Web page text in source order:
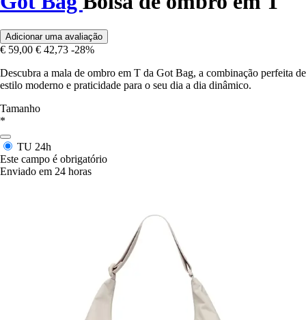
Adicionar uma avaliação
€ 59,00 € 42,73 -28%
Descubra a mala de ombro em T da Got Bag, a combinação perfeita de
estilo moderno e praticidade para o seu dia a dia dinâmico.
Tamanho
*
TU 24h
Este campo é obrigatório
Enviado em 24 horas